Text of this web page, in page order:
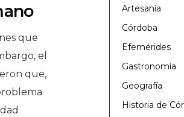
que
el
que,
Artesanía
Córdoba
Efemérides
Gastronomía
Geografía
Historia de